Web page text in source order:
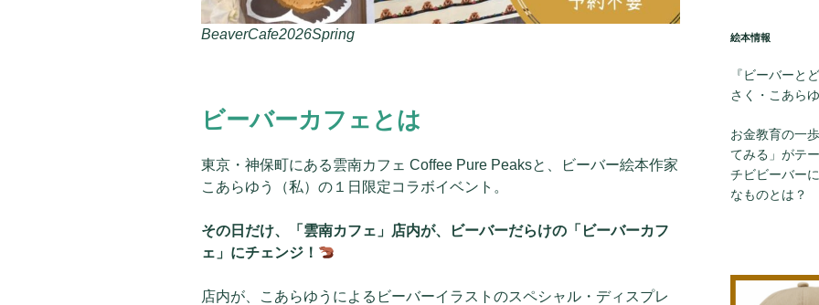
BeaverCafe2026Spring
ビーバーカフェとは
東京・神保町にある雲南カフェ Coffee Pure Peaksと、ビーバー絵本作家
こあらゆう（私）の１日限定コラボイベント。
その日だけ、「雲南カフェ」店内が、ビーバーだらけの「ビーバーカフ
ェ」にチェンジ！
店内が、こあらゆうによるビーバーイラストのスペシャル・ディスプレ
絵本情報
『ビーバーと
さく・こあら
お金教育の一
てみる」がテ
チビビーバー
なものとは？